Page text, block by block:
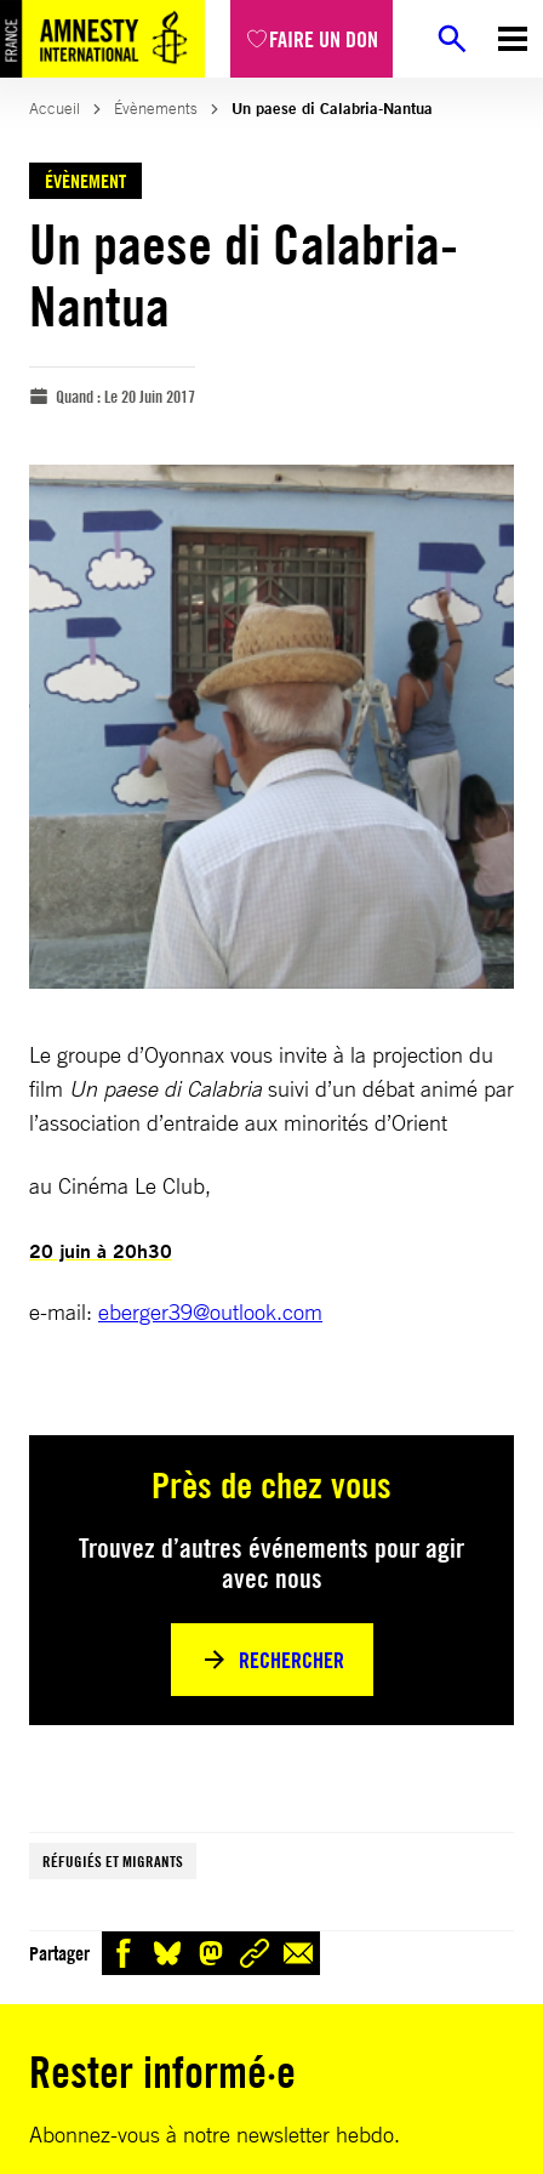
FAIRE UN DON
Accueil Évènements Un paese di Calabria-Nantua
ÉVÈNEMENT
Un paese di Calabria-
Nantua
Quand :Le 20 Juin 2017
Le groupe d’Oyonnax vous invite à la projection du
film Un paese di Calabria suivi d’un débat animé par
l’association d’entraide aux minorités d’Orient
au Cinéma Le Club,
20 juin à 20h30
e-mail: eberger39@outlook.com
Près de chez vous
Trouvez d’autres événements pour agir
avec nous
RECHERCHER
RÉFUGIÉS ET MIGRANTS
Partager
Rester informé·e
Abonnez-vous à notre newsletter hebdo.